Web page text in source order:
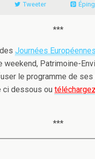
Tweeter
***
Journées
weekend, Patrimoine-
le programme de ses
ci dessous ou
***